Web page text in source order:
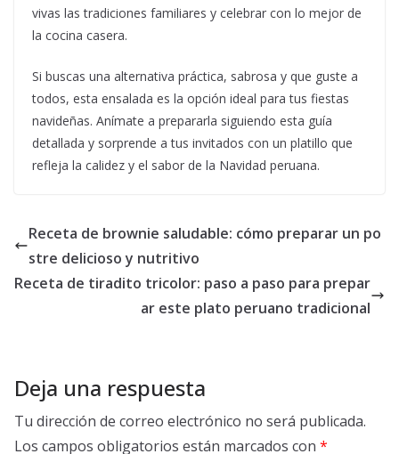
vivas las tradiciones familiares y celebrar con lo mejor de
la cocina casera.
Si buscas una alternativa práctica, sabrosa y que guste a
todos, esta ensalada es la opción ideal para tus fiestas
navideñas. Anímate a prepararla siguiendo esta guía
detallada y sorprende a tus invitados con un platillo que
refleja la calidez y el sabor de la Navidad peruana.
Receta de brownie saludable: cómo preparar un po
stre delicioso y nutritivo
Receta de tiradito tricolor: paso a paso para prepar
ar este plato peruano tradicional
Deja una respuesta
Tu dirección de correo electrónico no será publicada.
Los campos obligatorios están marcados con *